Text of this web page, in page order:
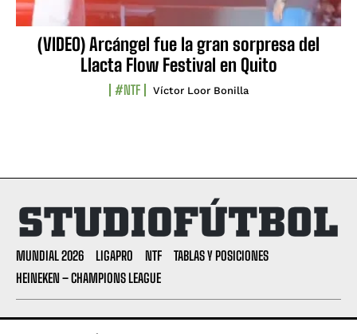
(VIDEO) Arcángel fue la gran sorpresa del
Llacta Flow Festival en Quito
#NTF Víctor Loor Bonilla
MUNDIAL 2026 LIGAPRO NTF
TABLAS Y POSICIONES
HEINEKEN – CHAMPIONS LEAGUE